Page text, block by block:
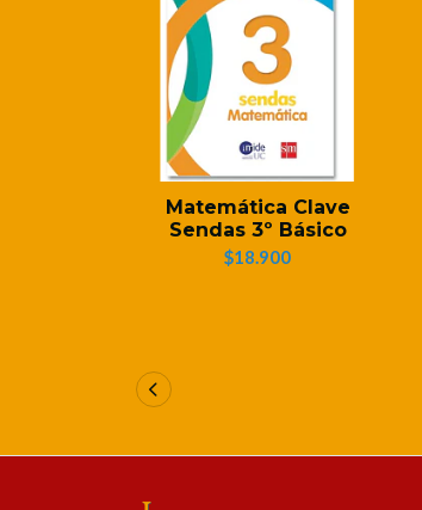
Matemática Clave
Sendas 3º Básico
$18.900